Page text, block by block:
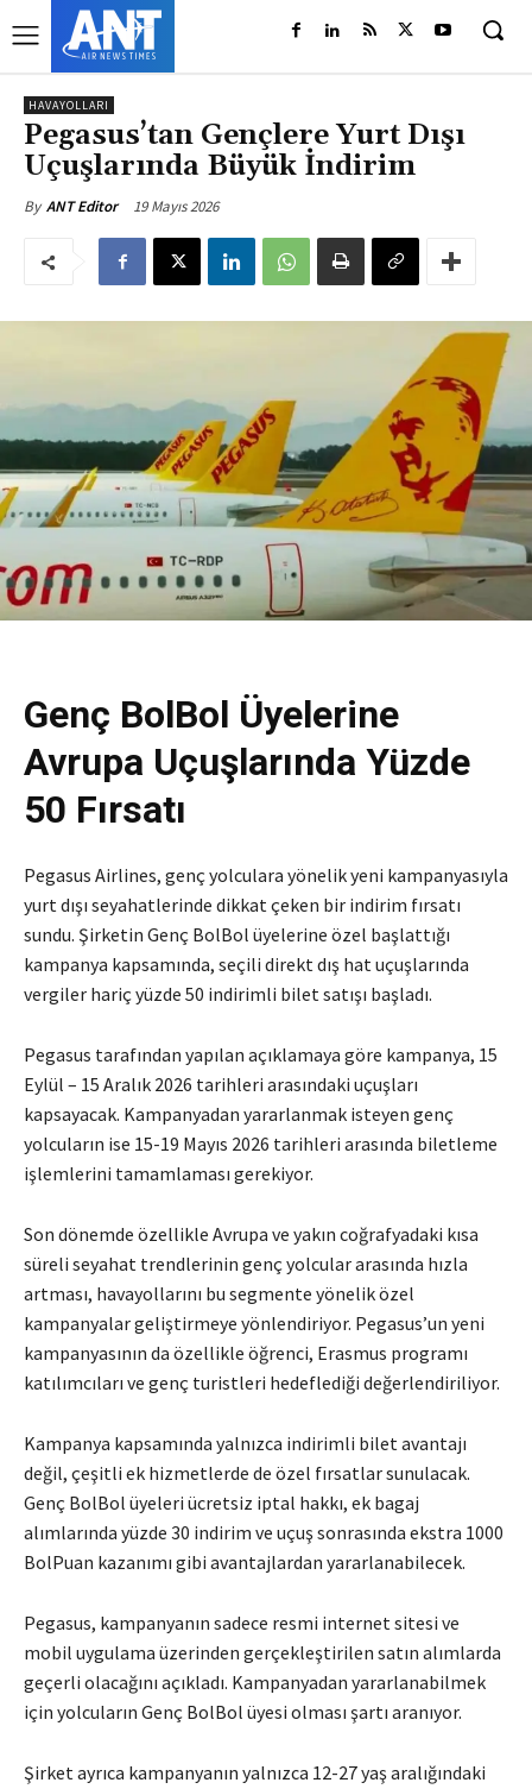
HAVAYOLLARI
Pegasus’tan Gençlere Yurt Dışı
Uçuşlarında Büyük İndirim
By ANT Editor 19 Mayıs 2026
Genç BolBol Üyelerine
Avrupa Uçuşlarında Yüzde
50 Fırsatı
Pegasus Airlines, genç yolculara yönelik yeni kampanyasıyla
yurt dışı seyahatlerinde dikkat çeken bir indirim fırsatı
sundu. Şirketin Genç BolBol üyelerine özel başlattığı
kampanya kapsamında, seçili direkt dış hat uçuşlarında
vergiler hariç yüzde 50 indirimli bilet satışı başladı.
Pegasus tarafından yapılan açıklamaya göre kampanya, 15
Eylül – 15 Aralık 2026 tarihleri arasındaki uçuşları
kapsayacak. Kampanyadan yararlanmak isteyen genç
yolcuların ise 15-19 Mayıs 2026 tarihleri arasında biletleme
işlemlerini tamamlaması gerekiyor.
Son dönemde özellikle Avrupa ve yakın coğrafyadaki kısa
süreli seyahat trendlerinin genç yolcular arasında hızla
artması, havayollarını bu segmente yönelik özel
kampanyalar geliştirmeye yönlendiriyor. Pegasus’un yeni
kampanyasının da özellikle öğrenci, Erasmus programı
katılımcıları ve genç turistleri hedeflediği değerlendiriliyor.
Kampanya kapsamında yalnızca indirimli bilet avantajı
değil, çeşitli ek hizmetlerde de özel fırsatlar sunulacak.
Genç BolBol üyeleri ücretsiz iptal hakkı, ek bagaj
alımlarında yüzde 30 indirim ve uçuş sonrasında ekstra 1000
BolPuan kazanımı gibi avantajlardan yararlanabilecek.
Pegasus, kampanyanın sadece resmi internet sitesi ve
mobil uygulama üzerinden gerçekleştirilen satın alımlarda
geçerli olacağını açıkladı. Kampanyadan yararlanabilmek
için yolcuların Genç BolBol üyesi olması şartı aranıyor.
Şirket ayrıca kampanyanın yalnızca 12-27 yaş aralığındaki